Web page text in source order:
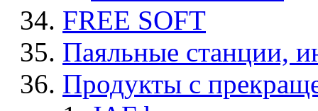
FREE SOFT
Паяльные станции,
Продукты с